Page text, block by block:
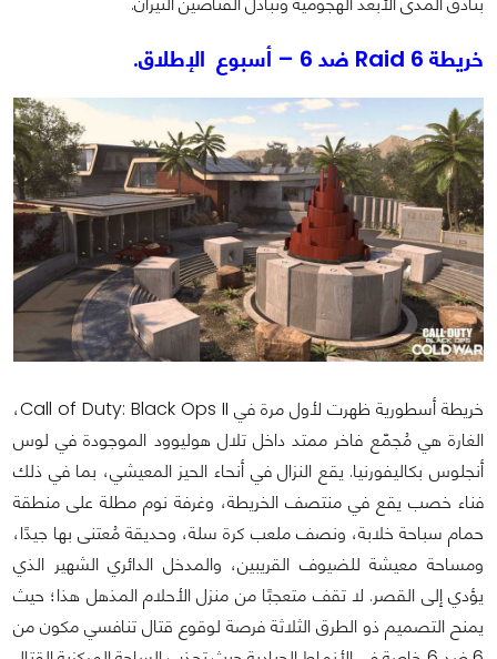
خريطة Raid 6 ضد 6 – أسبوع الإطلاق.
خريطة أسطورية ظهرت لأول مرة في Call of Duty: Black Ops II،
الغارة هي مُجمّع فاخر ممتد داخل تلال هوليوود الموجودة في لوس
أنجلوس بكاليفورنيا. يقع النزال في أنحاء الحيز المعيشي، بما في ذلك
فناء خصب يقع في منتصف الخريطة، وغرفة نوم مطلة على منطقة
حمام سباحة خلابة، ونصف ملعب كرة سلة، وحديقة مُعتنى بها جيدًا،
ومساحة معيشة للضيوف القريبين، والمدخل الدائري الشهير الذي
يؤدي إلى القصر. لا تقف متعجبًا من منزل الأحلام المذهل هذا؛ حيث
يمنح التصميم ذو الطرق الثلاثة فرصة لوقوع قتال تنافسي مكون من